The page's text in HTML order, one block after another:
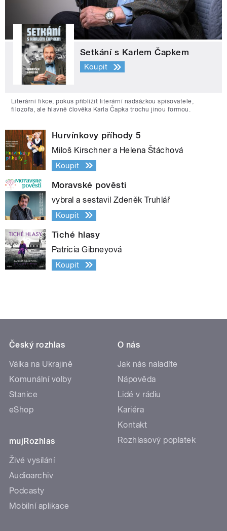
Setkání s Karlem Čapkem
Koupit
Literární fikce, pokus přiblížit literární nadsázkou spisovatele,
filozofa, ale hlavně člověka Karla Čapka trochu jinou formou.
Hurvínkovy příhody 5
Miloš Kirschner a Helena Štáchová
Koupit
Moravské pověsti
vybral a sestavil Zdeněk Truhlář
Koupit
Tiché hlasy
Patricia Gibneyová
Koupit
Český rozhlas
Válka na Ukrajině
Komunální volby
Stanice
eShop
mujRozhlas
Živé vysílání
Audioarchiv
Podcasty
Mobilní aplikace
O nás
Jak nás naladíte
Nápověda
Lidé v rádiu
Kariéra
Kontakt
Rozhlasový poplatek